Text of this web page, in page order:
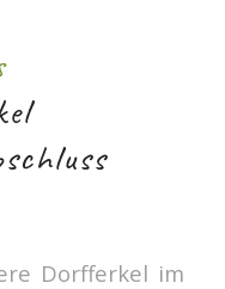
Dorfferkel im